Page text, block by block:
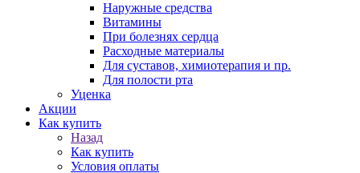
Наружные средства
Витамины
При болезнях сердца
Расходные материалы
Для суставов, химиотерапия и пр.
Для полости рта
Уценка
Акции
Как купить
Назад
Как купить
Условия оплаты